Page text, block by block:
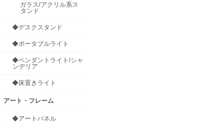
ガラス/アクリル系ス
タンド
◆デスクスタンド
◆ポータブルライト
◆ペンダントライト/シャ
ンデリア
◆床置きライト
アート・フレーム
◆アートパネル